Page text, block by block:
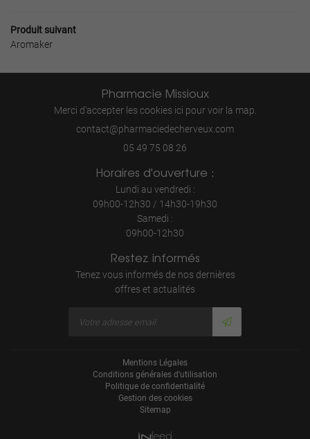
Produit suivant
Aromaker
Pharmacie Missioux
Merci d'accepter les cookies ici pour voir la map.
05 49 75 08 26
Horaires d'ouverture :
Lundi au vendredi :
09h00-12h30 / 14h30-19h30
Samedi :
09h00-12h30
Restez informés
Tenez vous informés de nos dernières
offres et actualités
Mentions Légales
Conditions générales d'utilisation
Politique de confidentialité
Gestion des cookies
Sitemap